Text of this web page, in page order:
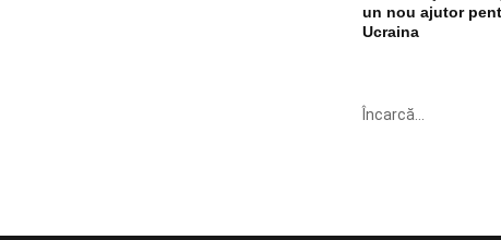
un nou ajutor
Ucraina
Încarcă...